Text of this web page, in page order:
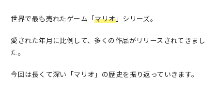
世界で最も売れたゲーム「マリオ」シリーズ。
愛された年月に比例して、多くの作品がリリースされてきまし
た。
今回は長くて深い「マリオ」の歴史を振り返っていきます。